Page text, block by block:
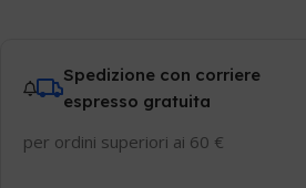
Spedizione con corriere
espresso gratuita
per ordini superiori ai 60 €